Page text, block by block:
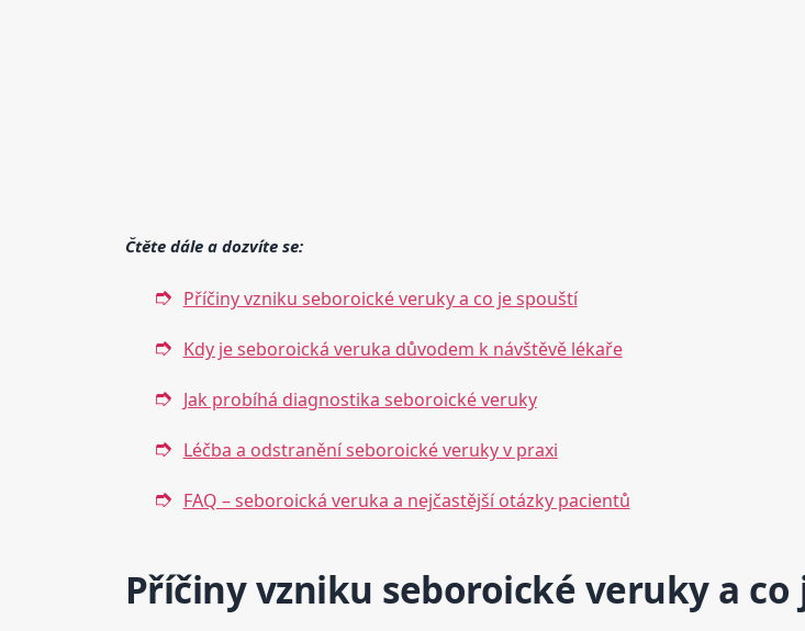
Čtěte dále a dozvíte se:
Příčiny vzniku seboroické veruky a co je spouští
Kdy je seboroická veruka důvodem k návštěvě lékaře
Jak probíhá diagnostika seboroické veruky
Léčba a odstranění seboroické veruky v praxi
FAQ – seboroická veruka a nejčastější otázky pacientů
Příčiny vzniku seboroické veruky a co